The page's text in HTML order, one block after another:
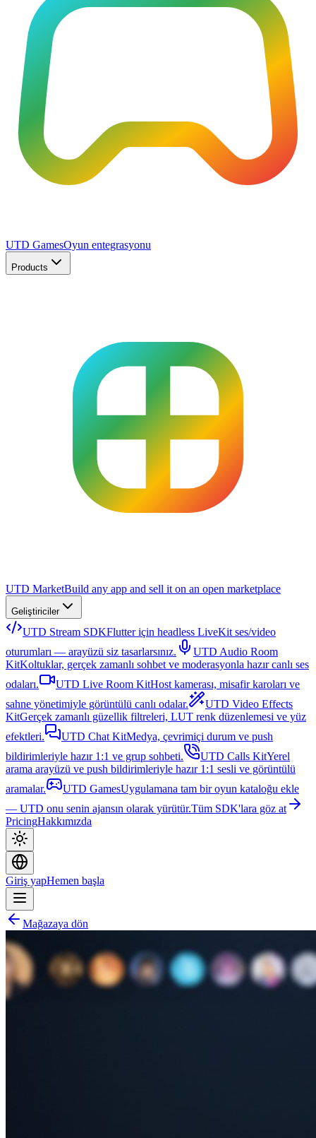
UTD GamesOyun entegrasyonu
Products
UTD MarketBuild any app and sell it on an open marketplace
Geliştiriciler
UTD Stream SDKFlutter için headless LiveKit ses/video
oturumları — arayüzü siz tasarlarsınız.
UTD Audio Room
KitKoltuklar, gerçek zamanlı sohbet ve moderasyonla hazır canlı ses
odaları.
UTD Live Room KitHost kamerası, misafir karoları ve
sahne yönetimiyle görüntülü canlı odalar.
UTD Video Effects
KitGerçek zamanlı güzellik filtreleri, LUT renk düzenlemesi ve yüz
efektleri.
UTD Chat KitMedya, çevrimiçi durum ve push
bildirimleriyle hazır 1:1 ve grup sohbeti.
UTD Calls KitYerel
arama arayüzü ve push bildirimleriyle hazır 1:1 sesli ve görüntülü
aramalar.
UTD GamesUygulamana tam bir oyun kataloğu ekle
— UTD onu senin ajansın olarak yürütür.Tüm SDK'lara göz at
PricingHakkımızda
Giriş yapHemen başla
Mağazaya dön